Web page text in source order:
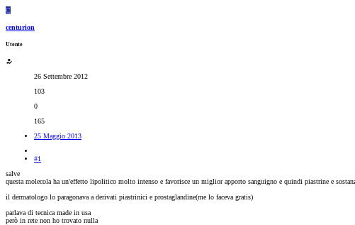
C
centurion
Utente
26 Settembre 2012
103
0
165
25 Maggio 2013
#1
salve
questa molecola ha un'effetto lipolitico molto intenso e favorisce un miglior apporto sanguigno e quindi piastrine e
il dermatologo lo paragonava a derivati piastrinici e prostaglandine(me lo faceva gratis)
parlava di tecnica made in usa
però in rete non ho trovato nulla